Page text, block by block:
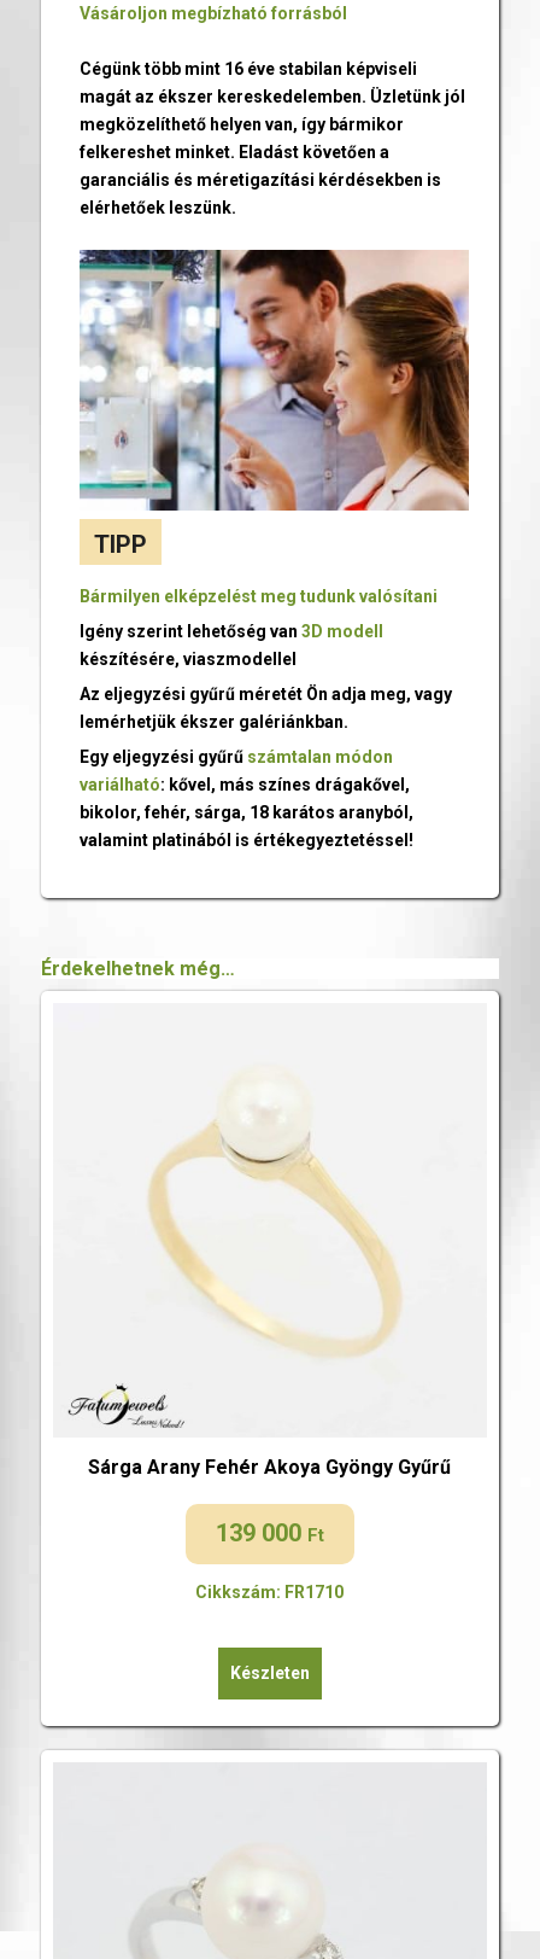
Vásároljon megbízható forrásból
Cégünk több mint 16 éve stabilan képviseli
magát az ékszer kereskedelemben. Üzletünk jól
megközelíthető helyen van, így bármikor
felkereshet minket. Eladást követően a
garanciális és méretigazítási kérdésekben is
elérhetőek leszünk.
TIPP
Bármilyen elképzelést meg tudunk valósítani
Igény szerint lehetőség van 3D modell
készítésére, viaszmodellel
Az eljegyzési gyűrű méretét Ön adja meg, vagy
lemérhetjük ékszer galériánkban.
Egy eljegyzési gyűrű számtalan módon
variálható: kővel, más színes drágakővel,
bikolor, fehér, sárga, 18 karátos aranyból,
valamint platinából is értékegyeztetéssel!
Érdekelhetnek még…
Sárga Arany Fehér Akoya Gyöngy Gyűrű
139 000 Ft
Cikkszám: FR1710
Készleten